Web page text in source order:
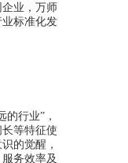
业，万师
标准化发
行业”，
等特征使
的觉醒，
务效率及